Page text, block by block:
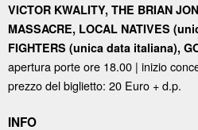
VICTOR KWALITY, THE BRIAN
MASSACRE, LOCAL NATIVES
FIGHTERS (unica data italiana),
apertura porte ore 18.00 | inizio
prezzo del biglietto: 20 Euro + d.p.
INFO